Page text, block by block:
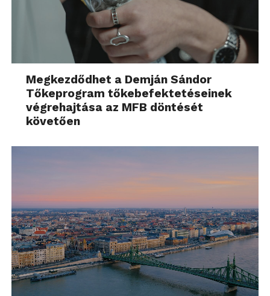
Megkezdődhet a Demján Sándor
Tőkeprogram tőkebefektetéseinek
végrehajtása az MFB döntését
követően